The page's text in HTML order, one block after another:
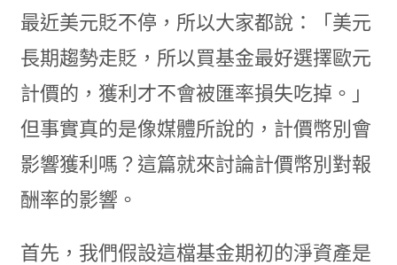
最近美元貶不停，所以大家都說：「美元
長期趨勢走貶，所以買基金最好選擇歐元
計價的，獲利才不會被匯率損失吃掉。」
但事實真的是像媒體所說的，計價幣別會
影響獲利嗎？這篇就來討論計價幣別對報
酬率的影響。
首先，我們假設這檔基金期初的淨資產是